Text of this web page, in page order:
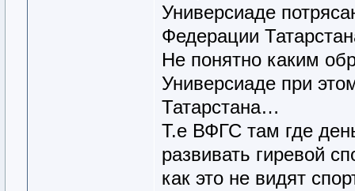
Универсиаде
Федерации
Не понятно каким
Универсиаде при
Татарстана…
Т.е ВФГС там где
развивать гиревой
как это не видят